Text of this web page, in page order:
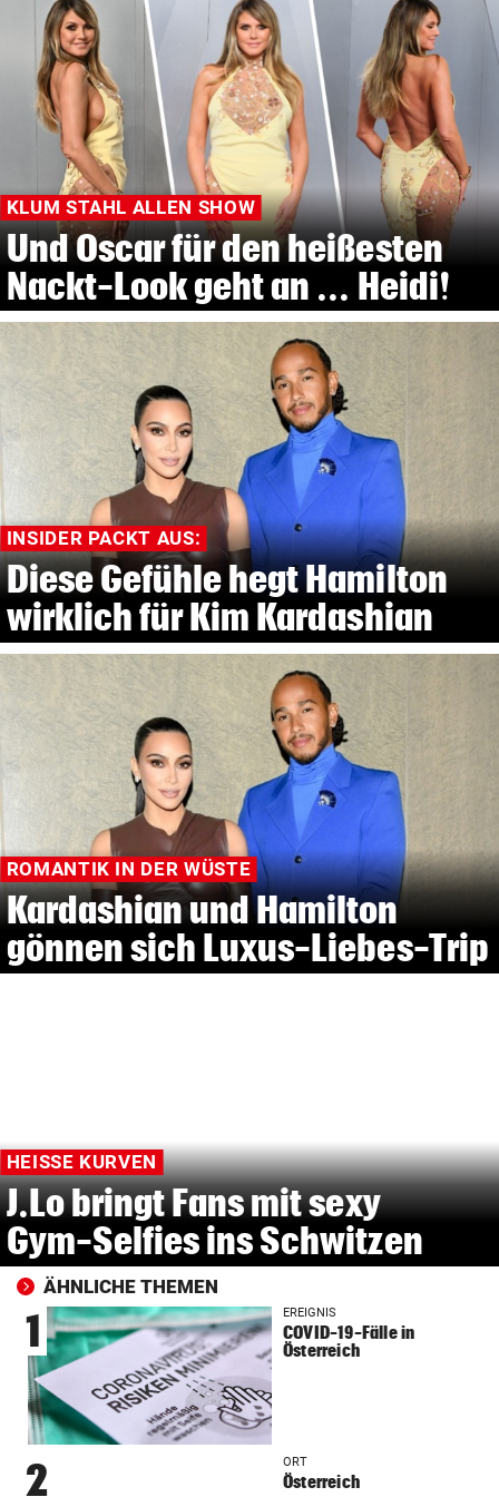
KLUM STAHL ALLEN SHOW
Und Oscar für den heißesten
Nackt-Look geht an ... Heidi!
INSIDER PACKT AUS:
Diese Gefühle hegt Hamilton
wirklich für Kim Kardashian
ROMANTIK IN DER WÜSTE
Kardashian und Hamilton
gönnen sich Luxus-Liebes-Trip
HEISSE KURVEN
J.Lo bringt Fans mit sexy
Gym-Selfies ins Schwitzen
ÄHNLICHE THEMEN
1 EREIGNIS
COVID-19-Fälle in
Österreich
2 ORT
Österreich